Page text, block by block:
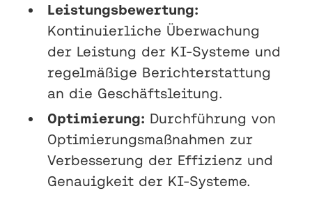
Leistungsbewertung:
Kontinuierliche Überwachung
der Leistung der KI-Systeme und
regelmäßige Berichterstattung
an die Geschäftsleitung.
Optimierung: Durchführung von
Optimierungsmaßnahmen zur
Verbesserung der Effizienz und
Genauigkeit der KI-Systeme.